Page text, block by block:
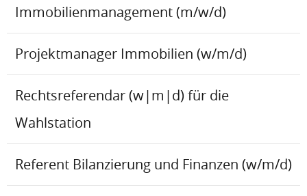
Immobilienmanagement (m/w/d)
Projektmanager Immobilien (w/m/d)
Rechtsreferendar (w|m|d) für die
Wahlstation
Referent Bilanzierung und Finanzen (w/m/d)